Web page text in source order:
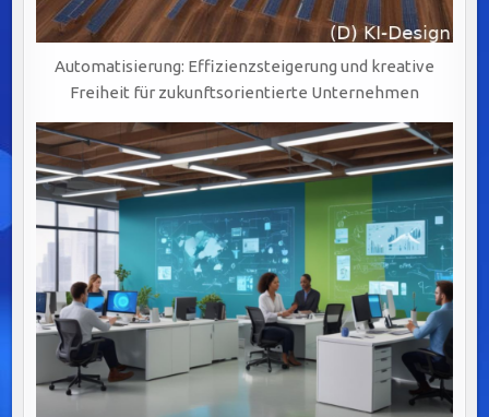
Automatisierung: Effizienzsteigerung und kreative
Freiheit für zukunftsorientierte Unternehmen